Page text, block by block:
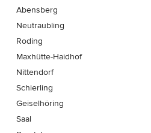
Abensberg
Neutraubling
Roding
Maxhütte-Haidhof
Nittendorf
Schierling
Geiselhöring
Saal